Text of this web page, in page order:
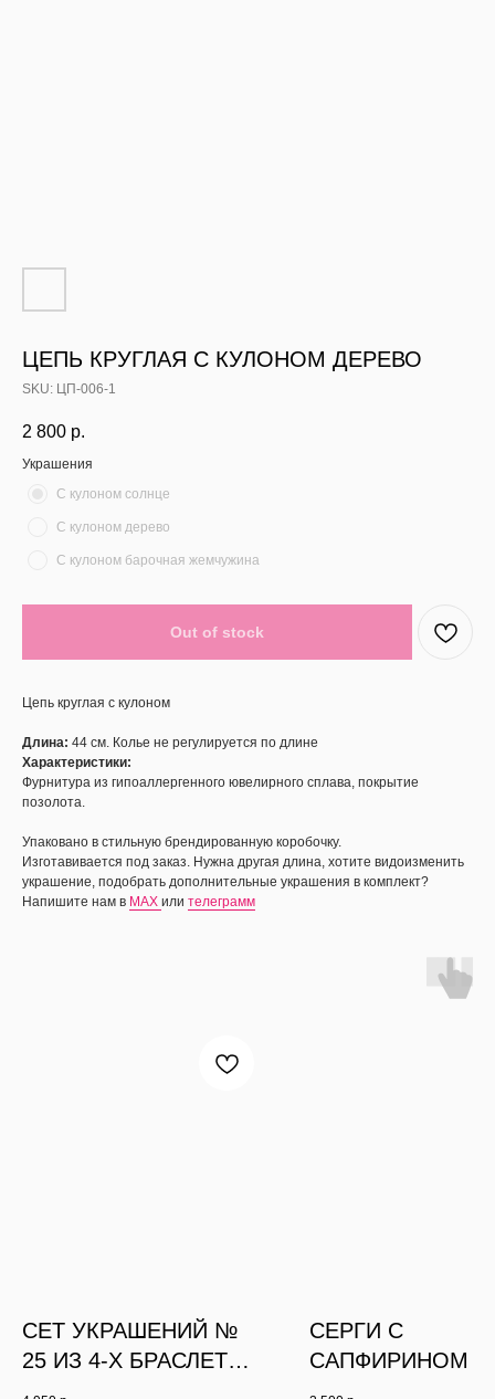
ЦЕПЬ КРУГЛАЯ С КУЛОНОМ ДЕРЕВО
SKU: ЦП-006-1
2 800 р.
Украшения
С кулоном солнце
С кулоном дерево
С кулоном барочная жемчужина
Out of stock
Цепь круглая с кулоном
Длина: 44 см. Колье не регулируется по длине
Характеристики:
Фурнитура из гипоаллергенного ювелирного сплава, покрытие
позолота.
Упаковано в стильную брендированную коробочку.
Изготавивается под заказ. Нужна другая длина, хотите видоизменить
украшение, подобрать дополнительные украшения в комплект?
Напишите нам в MAX или телеграмм
СЕТ УКРАШЕНИЙ №
25 ИЗ 4-Х БРАСЛЕТОВ
ПАСТЕЛЬ ЖЕЛТАЯ
СЕРГИ С
САПФИРИНОМ